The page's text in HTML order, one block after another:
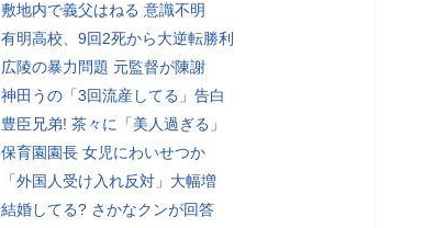
敷地内で義父はねる 意識不明
有明高校、9回2死から大逆転勝利
広陵の暴力問題 元監督が陳謝
神田うの「3回流産してる」告白
豊臣兄弟! 茶々に「美人過ぎる」
保育園園長 女児にわいせつか
「外国人受け入れ反対」大幅増
結婚してる? さかなクンが回答